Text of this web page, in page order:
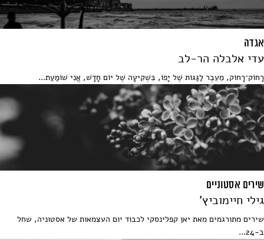
אגדה
עדי אלבלה הר-לב
רָחוֹק־רָחוֹק, מֵעֵבֶר לַגַּגּוֹת שֶׁל יָפוֹ, בִּשְׁקִיעָה שֶׁל יוֹם חָדָשׁ, אֲנִי שׁוֹמַעַת...
שירים אסטוניים
גילי חיימוביץ'
שירים מתורגמים מאת יאן קפלינסקי לכבוד יום העצמאות של אסטוניה, שחל
ב-24...